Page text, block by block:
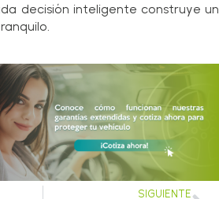
decisión inteligente construye un
SIGUIENTE